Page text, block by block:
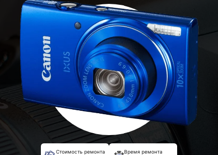
Стоимость ремонта Время ремонта